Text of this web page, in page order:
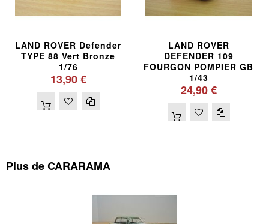
LAND ROVER Defender
TYPE 88 Vert Bronze
1/76
13,90 €
LAND ROVER
DEFENDER 109
FOURGON POMPIER GB
1/43
24,90 €
Plus de CARARAMA